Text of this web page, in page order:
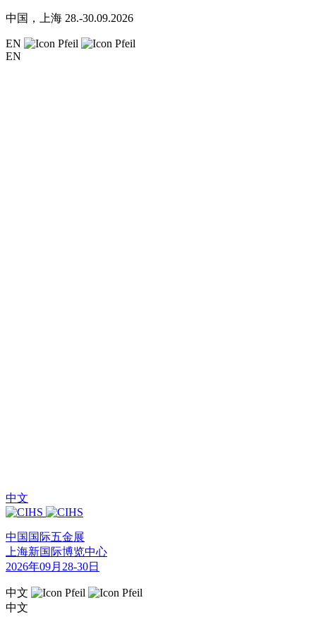
中国，上海 28.-30.09.2026
EN
EN
中文
中国国际五金展
上海新国际博览中心
2026年09月28-30日
中文
中文